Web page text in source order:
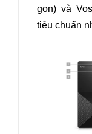
gọn) và
tiêu chuẩn